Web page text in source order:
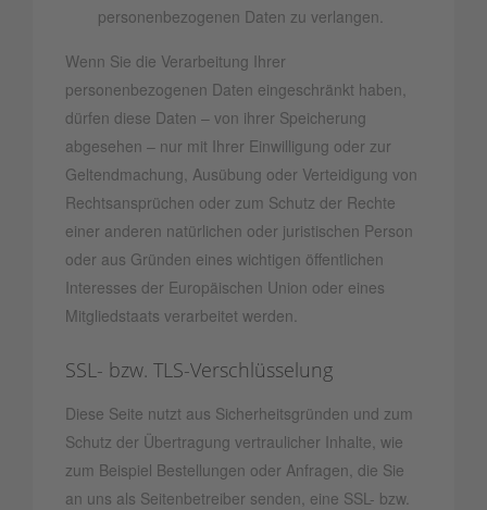
personenbezogenen Daten zu verlangen.
Wenn Sie die Verarbeitung Ihrer
personenbezogenen Daten eingeschränkt haben,
dürfen diese Daten – von ihrer Speicherung
abgesehen – nur mit Ihrer Einwilligung oder zur
Geltendmachung, Ausübung oder Verteidigung von
Rechtsansprüchen oder zum Schutz der Rechte
einer anderen natürlichen oder juristischen Person
oder aus Gründen eines wichtigen öffentlichen
Interesses der Europäischen Union oder eines
Mitgliedstaats verarbeitet werden.
SSL- bzw. TLS-Verschlüsselung
Diese Seite nutzt aus Sicherheitsgründen und zum
Schutz der Übertragung vertraulicher Inhalte, wie
zum Beispiel Bestellungen oder Anfragen, die Sie
an uns als Seitenbetreiber senden, eine SSL- bzw.